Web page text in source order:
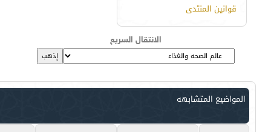
قوانين المنتدى
الانتقال السريع
المواضيع المتشابهه